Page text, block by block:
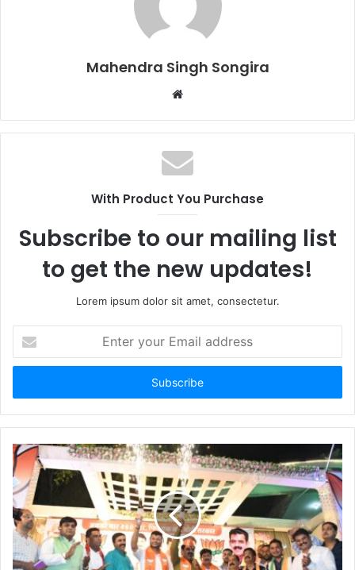
Mahendra Singh Songira
Website
With Product You Purchase
Subscribe to our mailing list
to get the new updates!
Lorem ipsum dolor sit amet, consectetur.
your
Email